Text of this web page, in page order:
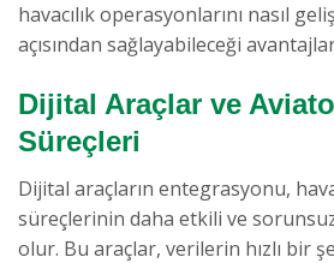
havacılık operasyonlarını nasıl
açısından sağlayabileceği
Dijital Araçlar ve
Süreçleri
Dijital araçların entegrasyonu,
süreçlerinin daha etkili ve sorunsuz
olur. Bu araçlar, verilerin hızlı bir